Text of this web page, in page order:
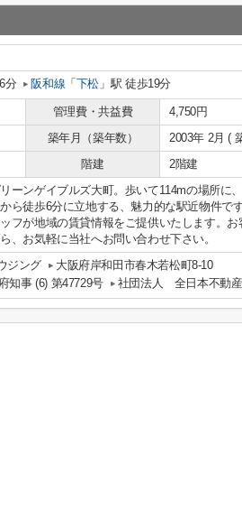
分 阪和線 「 下松 」駅 徒歩19分
管理費・共益費
4,750円
築年月（築年数）
2003年 2月 (
階建 2階建
ーンゲイブルズ大町。歩いて114mの場所に
ら徒歩6分に立地する、魅力的な駅近物件で
フが地域の賃貸情報をご提供いたします。お
、お気軽に当社へお問い合わせ下さい。
ジング
大阪府岸和田市春木若松町8-10
知事 (6) 第47729号 社団法人 全日本不動